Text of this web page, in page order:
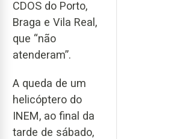
CDOS do Porto,
Braga e Vila Real,
que “não
atenderam”.
A queda de um
helicóptero do
INEM, ao final da
tarde de sábado,